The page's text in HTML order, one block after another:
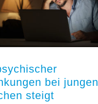
bei jungen
steigt